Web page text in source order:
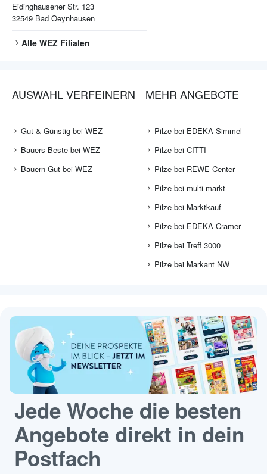
Eidinghausener Str. 123
32549 Bad Oeynhausen
Alle WEZ Filialen
AUSWAHL VERFEINERN
Gut & Günstig bei WEZ
Bauers Beste bei WEZ
Bauern Gut bei WEZ
MEHR ANGEBOTE
Pilze bei EDEKA Simmel
Pilze bei CITTI
Pilze bei REWE Center
Pilze bei multi-markt
Pilze bei Marktkauf
Pilze bei EDEKA Cramer
Pilze bei Treff 3000
Pilze bei Markant NW
Jede Woche die besten
Angebote direkt in dein
Postfach